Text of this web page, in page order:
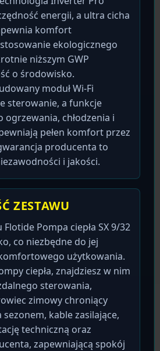
energii, a ultra cicha
komfort
ekologicznego
niższym GWP
o środowisko.
moduł Wi-Fi
sterowanie, a funkcje
chłodzenia i
pełen komfort przez
producenta to
i jakości.
ZESTAWU
Flotide Pompa ciepła SX 9/32
co niezbędne do jej
użytkowania.
ciepła, znajdziesz w nim
sterowania,
zimowy chroniący
kable zasilające,
techniczną oraz
zapewniającą spokój